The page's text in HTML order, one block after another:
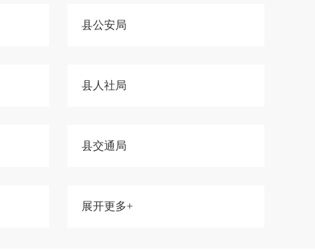
县公安局
县人社局
县交通局
展开更多+